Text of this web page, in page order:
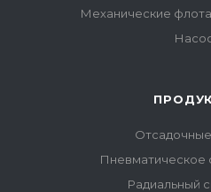
Механические
Пневматическое
Радиальный